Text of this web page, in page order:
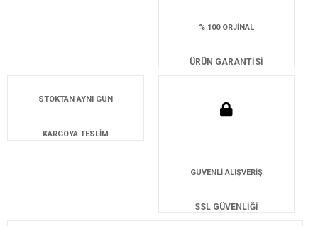
% 100 ORJİNAL
ÜRÜN GARANTİSİ
STOKTAN AYNI GÜN
KARGOYA TESLİM
GÜVENLİ ALIŞVERİŞ
SSL GÜVENLİĞİ